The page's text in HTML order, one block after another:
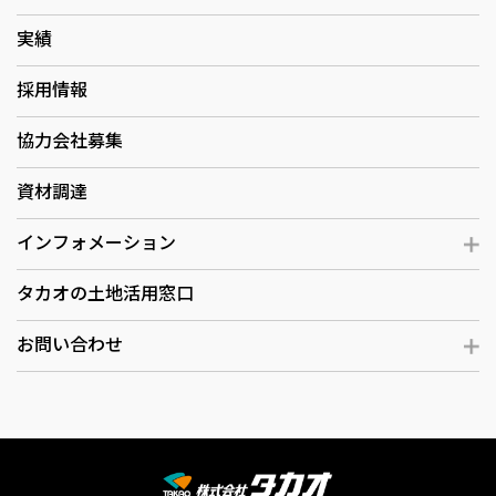
実績
採用情報
協力会社募集
資材調達
インフォメーション
タカオの土地活用窓口
お問い合わせ